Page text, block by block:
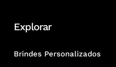
Explorar
Brindes Personalizados